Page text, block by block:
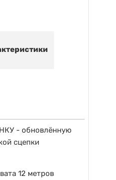
- обновлённую
сцепки
12 метров